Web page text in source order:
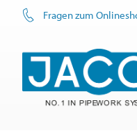
Fragen zum